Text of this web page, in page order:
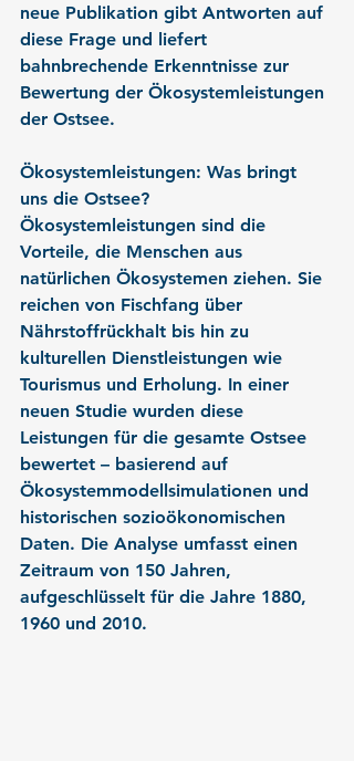
neue Publikation gibt Antworten auf
diese Frage und liefert
bahnbrechende Erkenntnisse zur
Bewertung der Ökosystemleistungen
der Ostsee.
Ökosystemleistungen: Was bringt
uns die Ostsee?
Ökosystemleistungen sind die
Vorteile, die Menschen aus
natürlichen Ökosystemen ziehen. Sie
reichen von Fischfang über
Nährstoffrückhalt bis hin zu
kulturellen Dienstleistungen wie
Tourismus und Erholung. In einer
neuen Studie wurden diese
Leistungen für die gesamte Ostsee
bewertet – basierend auf
Ökosystemmodellsimulationen und
historischen sozioökonomischen
Daten. Die Analyse umfasst einen
Zeitraum von 150 Jahren,
aufgeschlüsselt für die Jahre 1880,
1960 und 2010.